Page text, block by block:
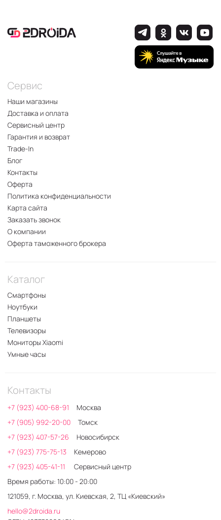
Сервис
Наши магазины
Доставка и оплата
Сервисный центр
Гарантия и возврат
Trade-In
Блог
Контакты
Оферта
Политика конфиденциальности
Карта сайта
Заказать звонок
О компании
Оферта таможенного брокера
Каталог
Смартфоны
Ноутбуки
Планшеты
Телевизоры
Мониторы Xiaomi
Умные часы
Контакты
+7 (923) 400-68-91
Москва
+7 (905) 992-20-00
Томск
+7 (923) 407-57-26
Новосибирск
+7 (923) 775-75-13
Кемерово
+7 (923) 405-41-11
Сервисный центр
Время работы: 10:00 - 20:00
121059, г. Москва, ул. Киевская, 2, ТЦ «Киевский»
hello@2droida.ru